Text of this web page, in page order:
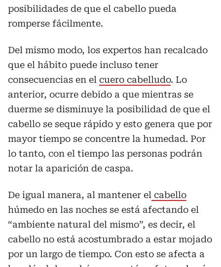
posibilidades de que el cabello pueda
romperse fácilmente.
Del mismo modo, los expertos han recalcado
que el hábito puede incluso tener
consecuencias en el cuero cabelludo. Lo
anterior, ocurre debido a que mientras se
duerme se disminuye la posibilidad de que el
cabello se seque rápido y esto genera que por
mayor tiempo se concentre la humedad. Por
lo tanto, con el tiempo las personas podrán
notar la aparición de caspa.
De igual manera, al mantener el cabello
húmedo en las noches se está afectando el
“ambiente natural del mismo”, es decir, el
cabello no está acostumbrado a estar mojado
por un largo de tiempo. Con esto se afecta a